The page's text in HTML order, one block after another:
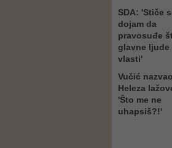
SDA: 'Stiče
dojam da
pravosuđe
glavne ljude
vlasti'
Vučić nazvao
Heleza
'Što me ne
uhapsiš?!'